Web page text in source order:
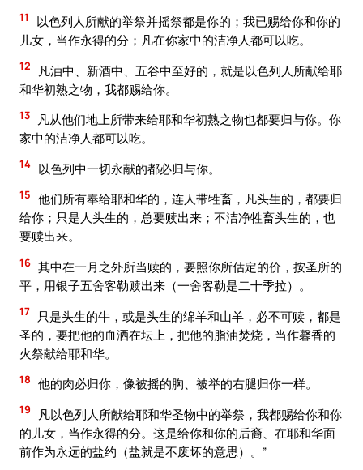
11
以色列人所献的举祭并摇祭都是你的；我已赐给你和你的
儿女，当作永得的分；凡在你家中的洁净人都可以吃。
12
凡油中、新酒中、五谷中至好的，就是以色列人所献给耶
和华初熟之物，我都赐给你。
13
凡从他们地上所带来给耶和华初熟之物也都要归与你。你
家中的洁净人都可以吃。
14 以色列中一切永献的都必归与你。
15 他们所有奉给耶和华的，连人带牲畜，凡头生的，都要归
给你；只是人头生的，总要赎出来；不洁净牲畜头生的，也
要赎出来。
16 其中在一月之外所当赎的，要照你所估定的价，按圣所的
平，用银子五舍客勒赎出来（一舍客勒是二十季拉）。
17
只是头生的牛，或是头生的绵羊和山羊，必不可赎，都是
圣的，要把他的血洒在坛上，把他的脂油焚烧，当作馨香的
火祭献给耶和华。
18 他的肉必归你，像被摇的胸、被举的右腿归你一样。
19
凡以色列人所献给耶和华圣物中的举祭，我都赐给你和你
的儿女，当作永得的分。这是给你和你的后裔、在耶和华面
前作为永远的盐约（盐就是不废坏的意思）。”